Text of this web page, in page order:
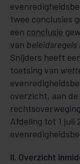
twee conclusies
een conclusie
van beleidsregels
Snijders heeft
toetsing van
overzicht, aan
Afdeling tot 1 juli
II. Overzicht